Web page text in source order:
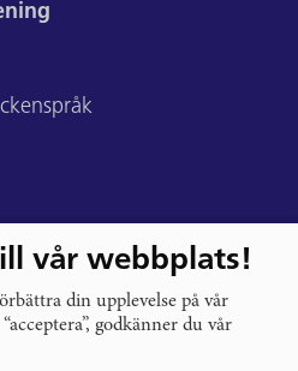
Alvik
vår webbplats!
din upplevelse på vår
godkänner du vår